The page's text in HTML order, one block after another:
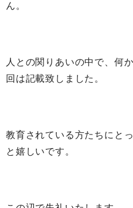
ん。
人との関りあいの中で、何
回は記載致しました。
教育されている方たちにと
と嬉しいです。